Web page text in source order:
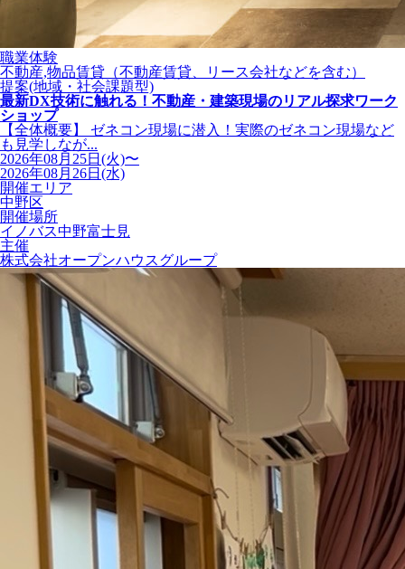
職業体験
不動産,物品賃貸（不動産賃貸、リース会社などを含む）
提案(地域・社会課題型)
最新DX技術に触れる！不動産・建築現場のリアル探求ワーク
ショップ
【全体概要】 ゼネコン現場に潜入！実際のゼネコン現場など
も見学しなが...
2026年08月25日(火)〜
2026年08月26日(水)
開催エリア
中野区
開催場所
イノバス中野富士見
主催
株式会社オープンハウスグループ